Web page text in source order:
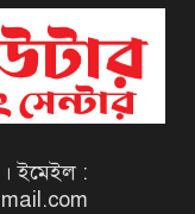
| Taxes Zone
Circular 2026
সেতু (SETU)
2026
ইমেইল :